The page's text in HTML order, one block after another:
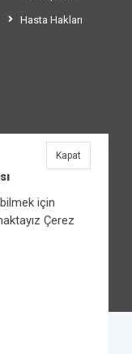
Hasta Hakları
Bayraktar
00
için
Çerez
Kapat